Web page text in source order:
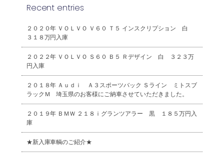
Recent entries
２０２０年 ＶＯＬＶＯ Ｖ６０ Ｔ５ インスクリプション 白
３１８万円入庫
２０２２年 ＶＯＬＶＯ Ｓ６０ Ｂ５ Ｒデザイン 白 ３２３万
円入庫
２０１８年 Ａｕｄｉ Ａ３スポーツバック Ｓライン ミトスブ
ラックＭ 埼玉県のお客様にご納車させていただきました。
２０１９年 ＢＭＷ ２１８ｉグランツアラー 黒 １８５万円入
庫
★新入庫車輌のご紹介★